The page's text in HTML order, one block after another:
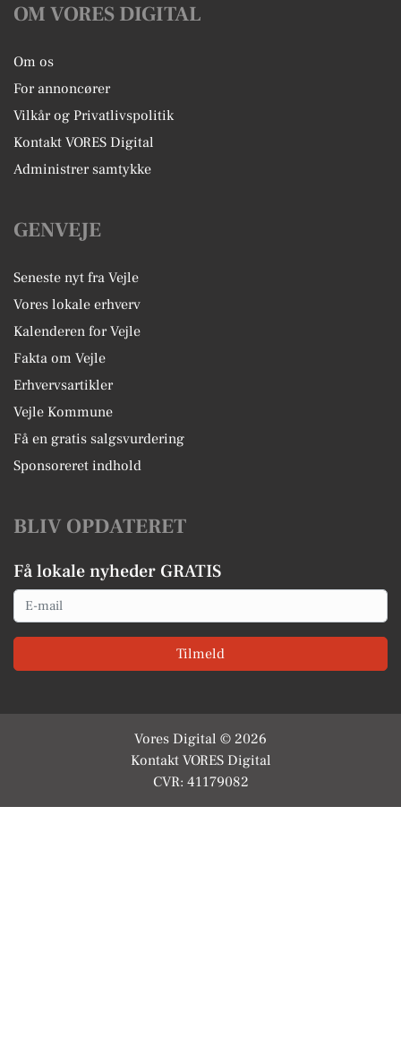
OM VORES DIGITAL
Om os
For annoncører
Vilkår og Privatlivspolitik
Kontakt VORES Digital
Administrer samtykke
GENVEJE
Seneste nyt fra Vejle
Vores lokale erhverv
Kalenderen for Vejle
Fakta om Vejle
Erhvervsartikler
Vejle Kommune
Få en gratis salgsvurdering
Sponsoreret indhold
BLIV OPDATERET
Få lokale nyheder GRATIS
Email
Tilmeld
Vores Digital © 2026
Kontakt VORES Digital
CVR: 41179082